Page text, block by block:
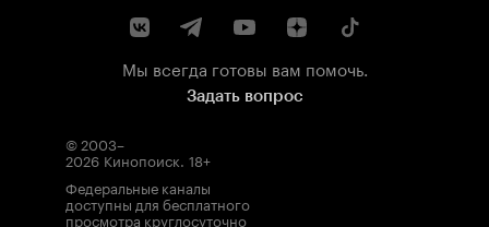
Мы всегда готовы вам помочь.
Задать вопрос
© 2003–
2026 Кинопоиск. 18+
Федеральные каналы
доступны для бесплатного
просмотра круглосуточно